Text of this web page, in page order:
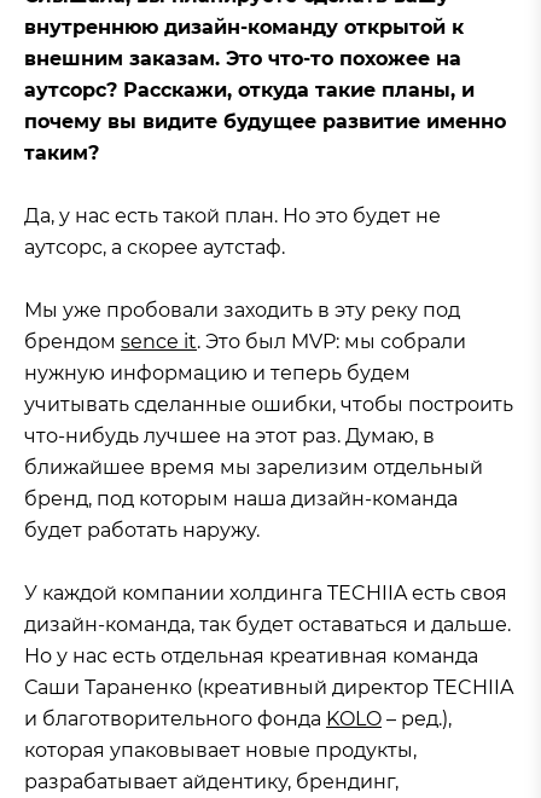
внутреннюю дизайн-команду открытой к
внешним заказам. Это что-то похожее на
аутсорс? Расскажи, откуда такие планы, и
почему вы видите будущее развитие именно
таким?
Да, у нас есть такой план. Но это будет не
аутсорс, а скорее аутстаф.
Мы уже пробовали заходить в эту реку под
брендом sence it. Это был MVP: мы собрали
нужную информацию и теперь будем
учитывать сделанные ошибки, чтобы построить
что-нибудь лучшее на этот раз. Думаю, в
ближайшее время мы зарелизим отдельный
бренд, под которым наша дизайн-команда
будет работать наружу.
У каждой компании холдинга TECHIIA есть своя
дизайн-команда, так будет оставаться и дальше.
Но у нас есть отдельная креативная команда
Саши Тараненко (креативный директор TECHIIA
и благотворительного фонда KOLO – ред.),
которая упаковывает новые продукты,
разрабатывает айдентику, брендинг,